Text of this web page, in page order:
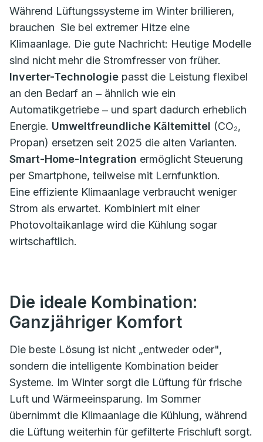
Während Lüftungssysteme im Winter brillieren,
brauchen Sie bei extremer Hitze eine
Klimaanlage. Die gute Nachricht: Heutige Modelle
sind nicht mehr die Stromfresser von früher.
Inverter-Technologie passt die Leistung flexibel
an den Bedarf an ‒ ähnlich wie ein
Automatikgetriebe ‒ und spart dadurch erheblich
Energie. Umweltfreundliche Kältemittel (CO₂,
Propan) ersetzen seit 2025 die alten Varianten.
Smart-Home-Integration ermöglicht Steuerung
per Smartphone, teilweise mit Lernfunktion.
Eine effiziente Klimaanlage verbraucht weniger
Strom als erwartet. Kombiniert mit einer
Photovoltaikanlage wird die Kühlung sogar
wirtschaftlich.
Die ideale Kombination:
Ganzjähriger Komfort
Die beste Lösung ist nicht „entweder oder",
sondern die intelligente Kombination beider
Systeme. Im Winter sorgt die Lüftung für frische
Luft und Wärmeeinsparung. Im Sommer
übernimmt die Klimaanlage die Kühlung, während
die Lüftung weiterhin für gefilterte Frischluft sorgt.